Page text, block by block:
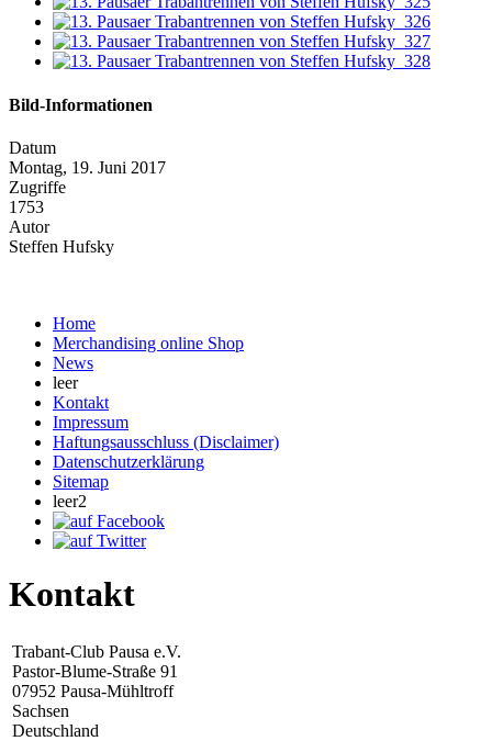
Bild-Informationen
Datum
Montag, 19. Juni 2017
Zugriffe
1753
Autor
Steffen Hufsky
Home
Merchandising online Shop
News
leer
Kontakt
Impressum
Haftungsausschluss (Disclaimer)
Datenschutzerklärung
Sitemap
leer2
Kontakt
Trabant-Club Pausa e.V.
Pastor-Blume-Straße 91
07952 Pausa-Mühltroff
Sachsen
Deutschland